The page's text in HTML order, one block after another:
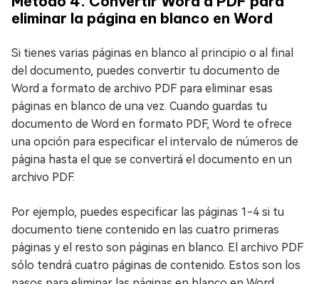
eliminar la página en blanco en Word
Si tienes varias páginas en blanco al principio o al final
del documento, puedes convertir tu documento de
Word a formato de archivo PDF para eliminar esas
páginas en blanco de una vez. Cuando guardas tu
documento de Word en formato PDF, Word te ofrece
una opción para especificar el intervalo de números de
página hasta el que se convertirá el documento en un
archivo PDF.
Por ejemplo, puedes especificar las páginas 1-4 si tu
documento tiene contenido en las cuatro primeras
páginas y el resto son páginas en blanco. El archivo PDF
sólo tendrá cuatro páginas de contenido. Estos son los